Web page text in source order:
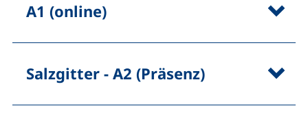
A1 (online)
Salzgitter - A2 (Präsenz)